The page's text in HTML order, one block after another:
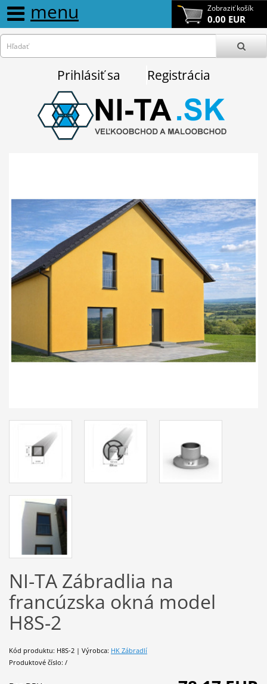
Zobraziť košík
0.00 EUR
menu
Prihlásiť sa Registrácia
NI-TA Zábradlia na
francúzska okná model
H8S-2
Kód produktu: H8S-2 | Výrobca: HK Zábradlí
Produktové číslo: /